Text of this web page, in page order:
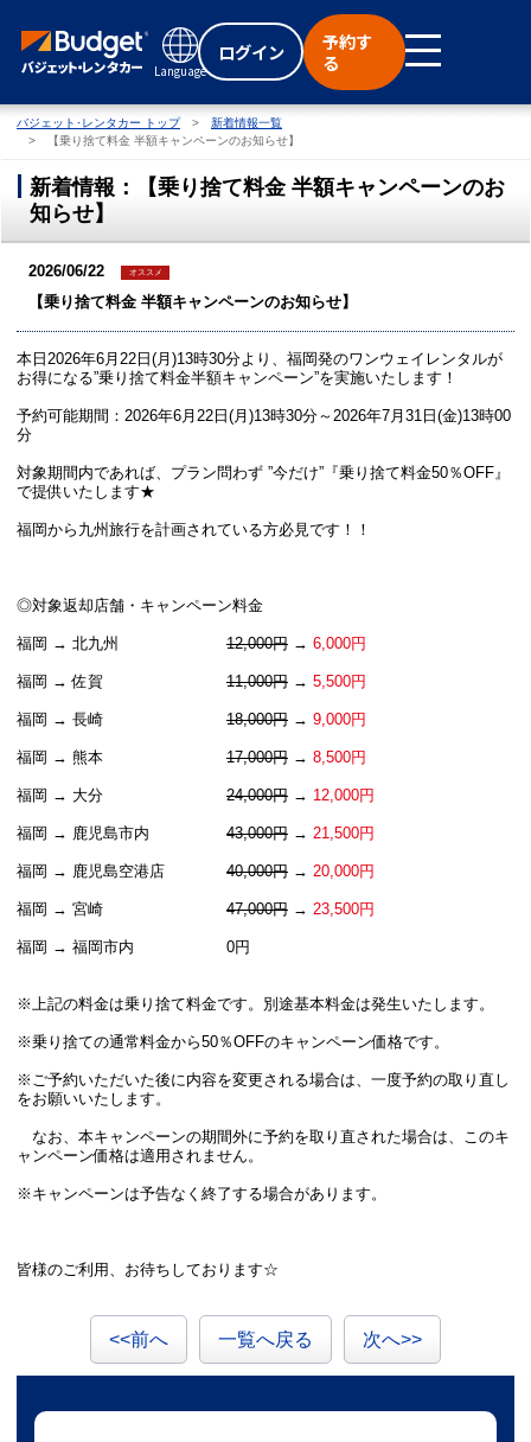
Language
ログイン
予約す
る
バジェット･レンタカー トップ
新着情報一覧
【乗り捨て料金 半額キャンペーンのお知らせ】
新着情報：【乗り捨て料金 半額キャンペーンのお
知らせ】
2026/06/22 オススメ
【乗り捨て料金 半額キャンペーンのお知らせ】
本日2026年6月22日(月)13時30分より、福岡発のワンウェイレンタルが
お得になる”乗り捨て料金半額キャンペーン”を実施いたします！
予約可能期間：2026年6月22日(月)13時30分～2026年7月31日(金)13時00
分
対象期間内であれば、プラン問わず ”今だけ”『乗り捨て料金50％OFF』
で提供いたします★
福岡から九州旅行を計画されている方必見です！！
◎対象返却店舗・キャンペーン料金
福岡 → 北九州 12,000円 → 6,000円
福岡 → 佐賀 11,000円 → 5,500円
福岡 → 長崎 18,000円 → 9,000円
福岡 → 熊本 17,000円 → 8,500円
福岡 → 大分 24,000円 → 12,000円
福岡 → 鹿児島市内 43,000円 → 21,500円
福岡 → 鹿児島空港店 40,000円 → 20,000円
福岡 → 宮崎 47,000円 → 23,500円
福岡 → 福岡市内 0円
※上記の料金は乗り捨て料金です。別途基本料金は発生いたします。
※乗り捨ての通常料金から50％OFFのキャンペーン価格です。
※ご予約いただいた後に内容を変更される場合は、一度予約の取り直し
をお願いいたします。
なお、本キャンペーンの期間外に予約を取り直された場合は、このキ
ャンペーン価格は適用されません。
※キャンペーンは予告なく終了する場合があります。
皆様のご利用、お待ちしております☆
<<前へ 一覧へ戻る 次へ>>